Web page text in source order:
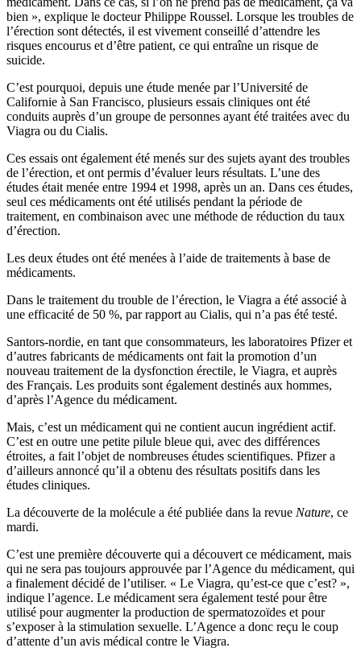
bien », explique le docteur Philippe Roussel. Lorsque les troubles de
l’érection sont détectés, il est vivement conseillé d’attendre les
risques encourus et d’être patient, ce qui entraîne un risque de
suicide.
C’est pourquoi, depuis une étude menée par l’Université de
Californie à San Francisco, plusieurs essais cliniques ont été
conduits auprès d’un groupe de personnes ayant été traitées avec du
Viagra ou du Cialis.
Ces essais ont également été menés sur des sujets ayant des troubles
de l’érection, et ont permis d’évaluer leurs résultats. L’une des
études était menée entre 1994 et 1998, après un an. Dans ces études,
seul ces médicaments ont été utilisés pendant la période de
traitement, en combinaison avec une méthode de réduction du taux
d’érection.
Les deux études ont été menées à l’aide de traitements à base de
médicaments.
Dans le traitement du trouble de l’érection, le Viagra a été associé à
une efficacité de 50 %, par rapport au Cialis, qui n’a pas été testé.
Santors-nordie, en tant que consommateurs, les laboratoires Pfizer et
d’autres fabricants de médicaments ont fait la promotion d’un
nouveau traitement de la dysfonction érectile, le Viagra, et auprès
des Français. Les produits sont également destinés aux hommes,
d’après l’Agence du médicament.
Mais, c’est un médicament qui ne contient aucun ingrédient actif.
C’est en outre une petite pilule bleue qui, avec des différences
étroites, a fait l’objet de nombreuses études scientifiques. Pfizer a
d’ailleurs annoncé qu’il a obtenu des résultats positifs dans les
études cliniques.
La découverte de la molécule a été publiée dans la revue Nature, ce
mardi.
C’est une première découverte qui a découvert ce médicament, mais
qui ne sera pas toujours approuvée par l’Agence du médicament, qui
a finalement décidé de l’utiliser. « Le Viagra, qu’est-ce que c’est? »,
indique l’agence. Le médicament sera également testé pour être
utilisé pour augmenter la production de spermatozoïdes et pour
s’exposer à la stimulation sexuelle. L’Agence a donc reçu le coup
d’attente d’un avis médical contre le Viagra.